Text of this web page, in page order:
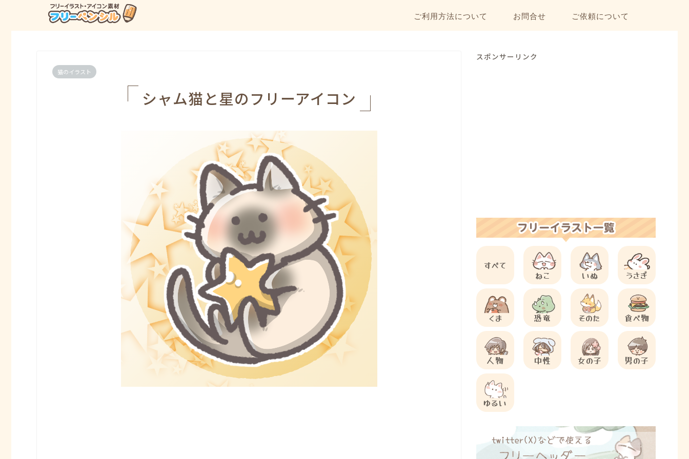
ご利用方法について お問合せ ご依頼について
猫のイラスト
シャム猫と星のフリーアイコン
スポンサーリンク
すべて
ねこ
いぬ うさぎ
くま 恐竜 そのた 食べ物
人物 中性 女の子 男の子
ゆるい